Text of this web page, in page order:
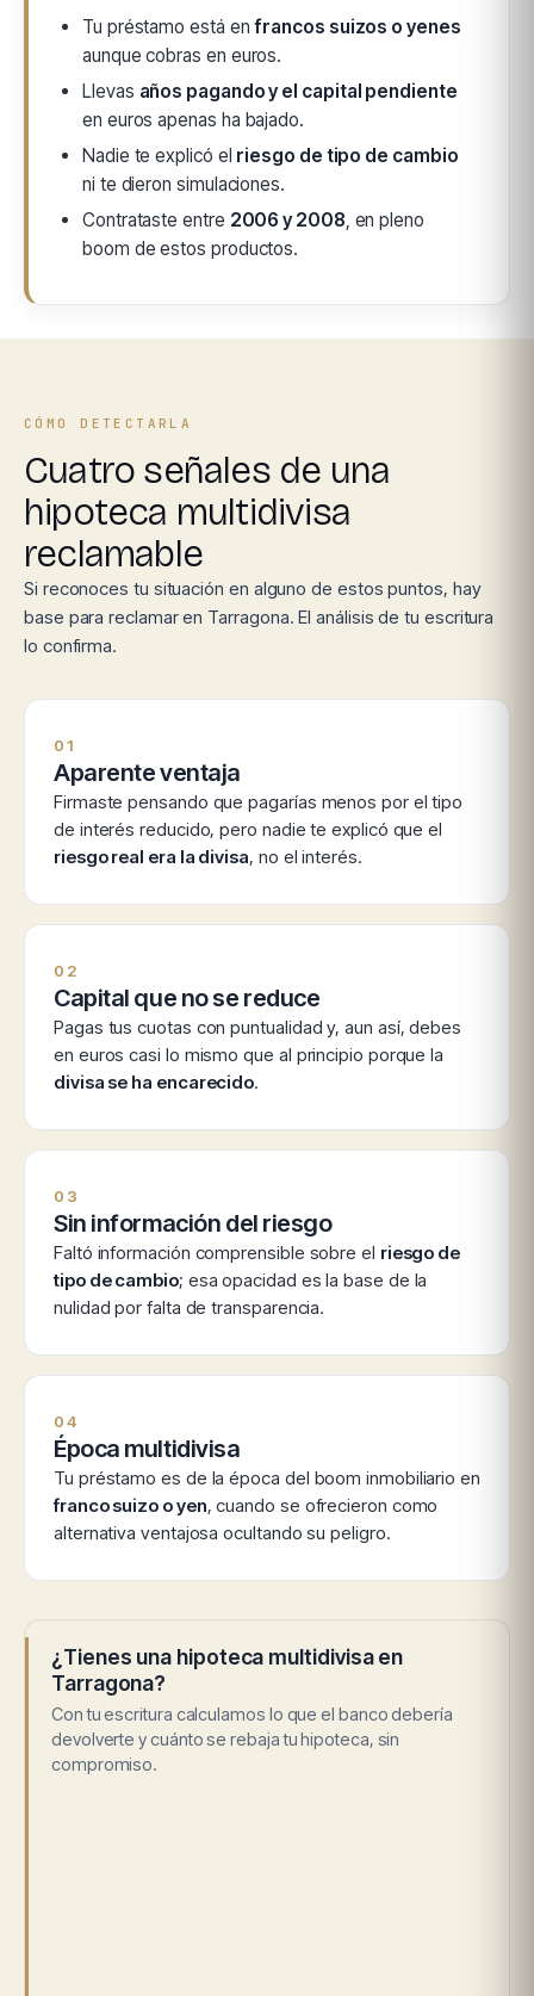
Tu préstamo está enfrancos suizos o yenes
aunque cobras en euros.
Llevas años pagando y el capital pendiente
en euros apenas ha bajado.
Nadie te explicó el riesgo de tipo de cambio
ni te dieron simulaciones.
Contrataste entre 2006 y 2008, en pleno
boom de estos productos.
CÓMO DETECTARLA
Cuatro señales de una
hipoteca multidivisa
reclamable
Si reconoces tu situación en alguno de estos puntos, hay
base para reclamar en Tarragona. El análisis de tu escritura
lo confirma.
01
Aparente ventaja
Firmaste pensando que pagarías menos por el tipo
de interés reducido, pero nadie te explicó que el
riesgo real era la divisa, no el interés.
02
Capital que no se reduce
Pagas tus cuotas con puntualidad y, aun así, debes
en euros casi lo mismo que al principio porque la
divisa se ha encarecido.
03
Sin información del riesgo
Faltó información comprensible sobre el riesgo de
tipo de cambio; esa opacidad es la base de la
nulidad por falta de transparencia.
04
Época multidivisa
Tu préstamo es de la época del boom inmobiliario en
franco suizo o yen, cuando se ofrecieron como
alternativa ventajosa ocultando su peligro.
¿Tienes una hipoteca multidivisa en
Tarragona?
Con tu escritura calculamos lo que el banco debería
devolverte y cuánto se rebaja tu hipoteca, sin
compromiso.